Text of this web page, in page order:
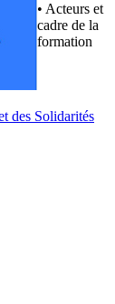
• Acteurs et
cadre de la
formation
des Solidarités